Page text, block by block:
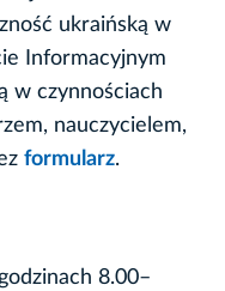
ukraińską w
Informacyjnym
w czynnościach
nauczycielem,
formularz.
8.00–